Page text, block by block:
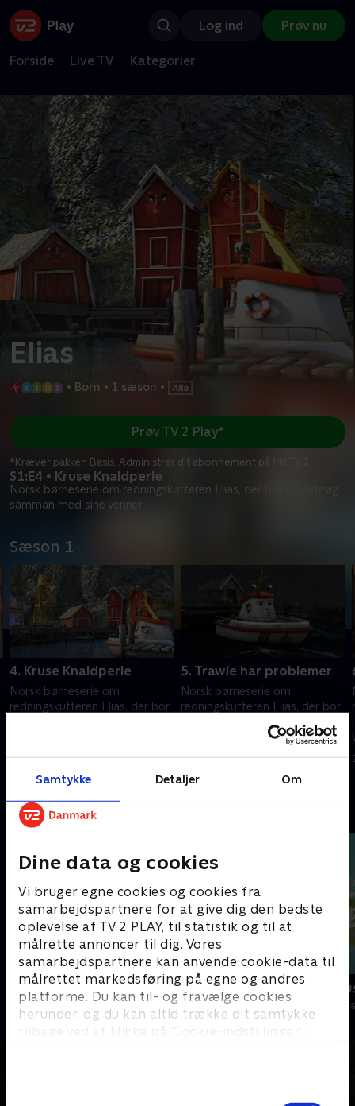
Samtykke Detaljer Om
Dine data og cookies
Vi bruger egne cookies og cookies fra
samarbejdspartnere for at give dig den bedste
oplevelse af TV 2 PLAY, til statistik og til at
målrette annoncer til dig. Vores
samarbejdspartnere kan anvende cookie-data til
målrettet markedsføring på egne og andres
platforme. Du kan til- og fravælge cookies
herunder, og du kan altid trække dit samtykke
tilbage ved at klikke på ’Cookie-indstillinger’ i
Log ind Prøv nu
Forside Live TV Kategorier
Elias
• Børn • 1 sæson •
S1:E4 • Kruse Knaldperle
Norsk børneserie om redningskutteren Elias, der bor i Lundevig
samman med sine venner.
Prøv TV 2 Play*
*Kræver pakken Basis. Administrer dit abonnement på Mit TV 2.
Sæson 1
4. Kruse Knaldperle
Norsk børneserie om
redningskutteren Elias, der bor
13. november 2005 • 10 min
5. Trawle har problemer
Norsk børneserie om
redningskutteren Elias, der bor
20. november 2005 • 10 min
Andre så også
Thomas og vennerne
Børneserier • 7 sæsoner
Lille røde
Børneserier • 1